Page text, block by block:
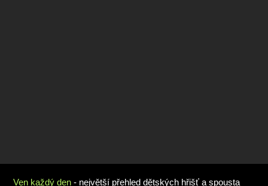
Ven každý den - největší přehled dětských hřišť a spousta